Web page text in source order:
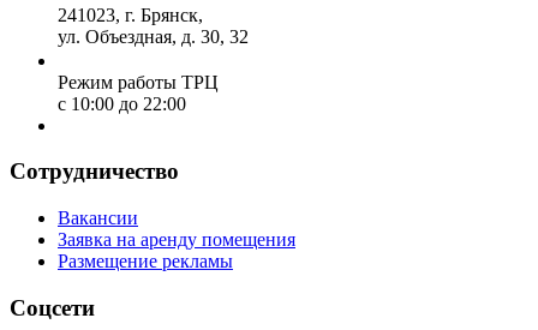
241023, г. Брянск,
ул. Объездная, д. 30, 32
Режим работы ТРЦ
с 10:00 до 22:00
Сотрудничество
Вакансии
Заявка на аренду помещения
Размещение рекламы
Соцсети